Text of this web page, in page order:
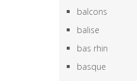
balcons
balise
bas rhin
basque